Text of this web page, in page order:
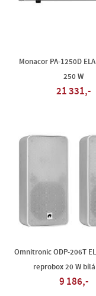
Monacor PA-1250D
250 W
21 331,-
Omnitronic ODP-206T
reprobox 20 W
9 186,-